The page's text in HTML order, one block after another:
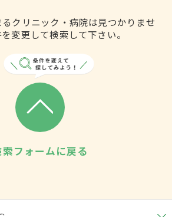
クリニック・病院は見つかりませ
変更して検索して下さい。
索フォームに戻る